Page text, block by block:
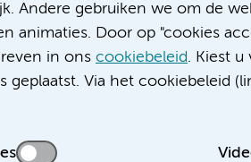
Andere gebruiken we om de
animaties. Door op "cookies
in ons cookiebeleid. Kiest u
Via het cookiebeleid